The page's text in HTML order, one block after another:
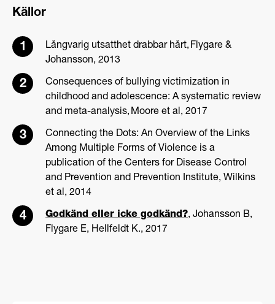
Källor
Långvarig utsatthet drabbar hårt, Flygare &
Johansson, 2013
Consequences of bullying victimization in
childhood and adolescence: A systematic review
and meta-analysis, Moore et al, 2017
Connecting the Dots: An Overview of the Links
Among Multiple Forms of Violence is a
publication of the Centers for Disease Control
and Prevention and Prevention Institute, Wilkins
et al, 2014
Godkänd eller icke godkänd?, Johansson B,
Flygare E, Hellfeldt K., 2017